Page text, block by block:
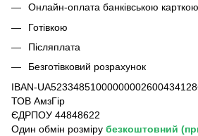
Онлайн-оплата банківською карткою
Готівкою
Післяплата
Безготівковий розрахунок
IBAN-
ТОВ АмзГір
ЄДРПОУ 44848622
Один обмін розміру безкоштовний